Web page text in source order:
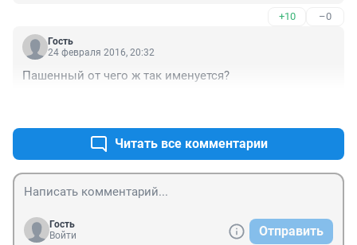
сад был вплоть до прихода туда г-на Абасова с
товарищами. Сад спилили подчистую - сотни,
не возмутился, вот удивительно, хотя
+10 –0
Гость
24 февраля 2016, 20:32
Пашенный от чего ж так именуется?
Читать все комментарии
Гость
Войти
Отправить